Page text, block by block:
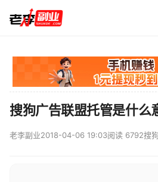
搜狗广告联盟托管是什么
老李副业2018-04-06 19:03阅读 6792搜